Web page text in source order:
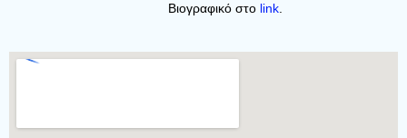
Βιογραφικό στο link